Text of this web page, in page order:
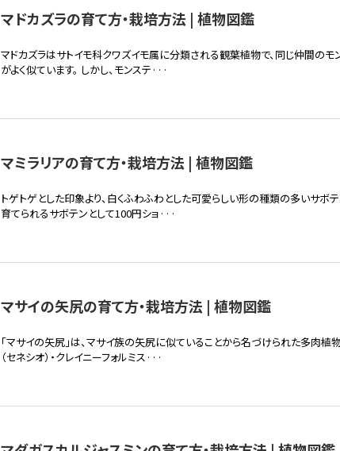
マドカズラの育て方・栽培方法 | 植物図鑑
マドカズラはサトイモ科クワズイモ属に分類される観葉植物で、同じ仲間の
がよく似ています。 しかし、モンステ···
マミラリアの育て方・栽培方法 | 植物図鑑
トゲトゲとした印象より、白くふわふわとした可愛らしい形の種類の多いサボテ
育てられるサボテンとして100円ショ···
マサイの矢尻の育て方・栽培方法 | 植物図鑑
「マサイの矢尻」は、マサイ族の矢尻に似ていることから名づけられた多肉植
（セネシオ）・クレイニーフォルミス···